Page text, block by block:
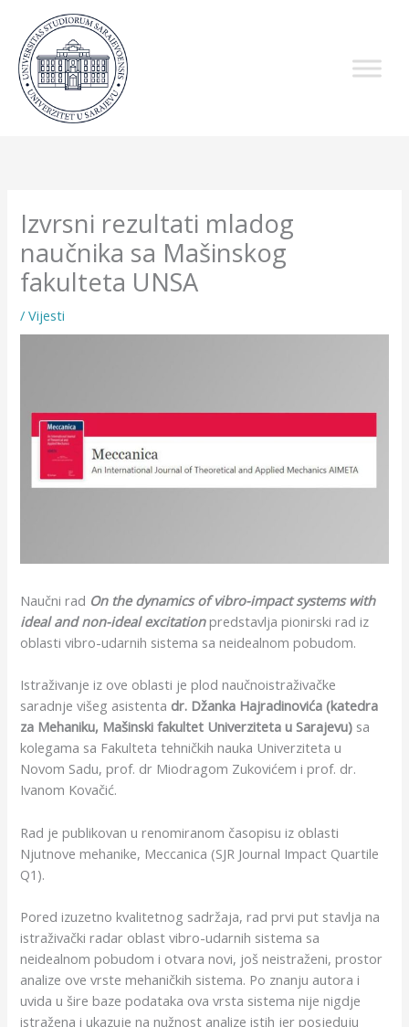
content
Izvrsni rezultati mladog
naučnika sa Mašinskog
fakulteta UNSA
/Vijesti
Naučni rad On the dynamics of vibro-impact systems with
ideal and non-ideal excitationpredstavlja pionirski rad iz
oblasti vibro-udarnih sistema sa neidealnom pobudom.
Istraživanje iz ove oblasti je plod naučnoistraživačke
saradnje višeg asistenta dr. Džanka Hajradinovića (katedra
za Mehaniku, Mašinski fakultet Univerziteta u Sarajevu) sa
kolegama sa Fakulteta tehničkih nauka Univerziteta u
Novom Sadu, prof. dr Miodragom Zukovićem i prof. dr.
Ivanom Kovačić.
Rad je publikovan u renomiranom časopisu iz oblasti
Njutnove mehanike, Meccanica (SJR Journal Impact Quartile
Q1).
Pored izuzetno kvalitetnog sadržaja, rad prvi put stavlja na
istraživački radar oblast vibro-udarnih sistema sa
neidealnom pobudom i otvara novi, još neistraženi, prostor
analize ove vrste mehaničkih sistema. Po znanju autora i
uvida u šire baze podataka ova vrsta sistema nije nigdje
istražena i ukazuje na nužnost analize istih jer posjeduju